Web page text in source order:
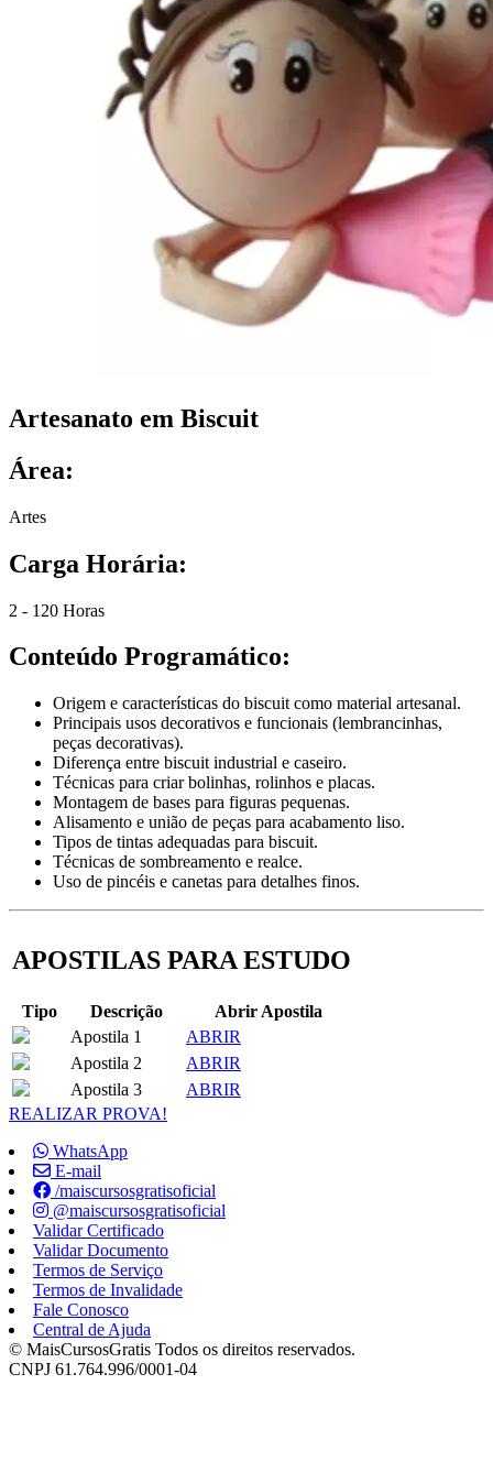
Artesanato em Biscuit
Área:
Artes
Carga Horária:
2 - 120 Horas
Conteúdo Programático:
Origem e características do biscuit como material artesanal.
Principais usos decorativos e funcionais (lembrancinhas,
peças decorativas).
Diferença entre biscuit industrial e caseiro.
Técnicas para criar bolinhas, rolinhos e placas.
Montagem de bases para figuras pequenas.
Alisamento e união de peças para acabamento liso.
Tipos de tintas adequadas para biscuit.
Técnicas de sombreamento e realce.
Uso de pincéis e canetas para detalhes finos.
APOSTILAS PARA ESTUDO
Tipo Descrição
Abrir Apostila
Apostila 1
ABRIR
Apostila 2
ABRIR
Apostila 3
ABRIR
REALIZAR PROVA!
WhatsApp
E-mail
/maiscursosgratisoficial
@maiscursosgratisoficial
Validar Certificado
Validar Documento
Termos de Serviço
Termos de Invalidade
Fale Conosco
Central de Ajuda
© MaisCursosGratis Todos os direitos reservados.
CNPJ 61.764.996/0001-04